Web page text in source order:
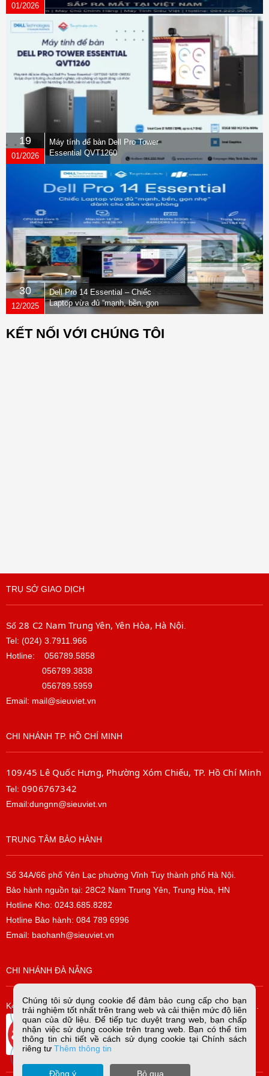
01/2026
19
01/2026
Máy tính để bàn Dell Pro Tower
Essential QVT1260
30
12/2025
Dell Pro 14 Essential – Chiếc
Laptop vừa đủ “mạnh, bền, gọn
nhẹ” dành cho dân văn phòng
KẾT NỐI VỚI CHÚNG TÔI
TRỤ SỞ GIAO DỊCH
Số 28 C2 Nam Trung Yên, Yên Hòa, Hà Nội
Tel: (024) 3.7911.966
Hotline: 056789.5858
056789.3838
056789.5959
Email: mail@sieuviet.vn
CHI NHÁNH TP. HỒ CHÍ MINH
109/45 Lê Quốc Hưng, Phường Xóm Chiếu, TP. Hồ Chí Minh
Tel: 0906767342
Email:dungnn@sieuviet.vn
TRUNG TÂM BẢO HÀNH
Số 34A/66 phố Yên Lạc phường Vĩnh Tuy thành phố Hà Nội.
Bảo hành nguồn tại: 28C2 Nam Trung Yên, Trung Hòa, HN
Hotline Kho: 0243.685.8282
Hotline Bảo hành: 084 789 6996
Email: baohanh@sieuviet.vn
CHI NHÁNH ĐÀ NẴNG
K42/H2/14 Tiểu La, P. Hòa Cường Bắc, Q. Hải Châu, TP. Đà Nẵng.
Chúng tôi sử dụng cookie để đảm bảo cung cấp cho bạn
trải nghiệm tốt nhất trên trang web và cải thiện mức độ liên
quan của dữ liệu. Để tiếp tục duyệt trang web, bạn chấp
nhận việc sử dụng cookie trên trang web. Bạn có thể tìm
thông tin chi tiết về cách sử dụng cookie tại Chính sách
riêng tưThêm thông tin
Đồng ý Bỏ qua